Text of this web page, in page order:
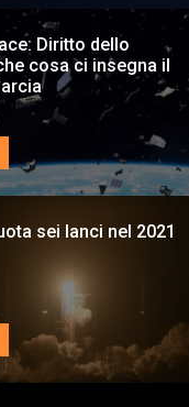
Diritto dello
cosa ci insegna il
sei lanci nel 2021